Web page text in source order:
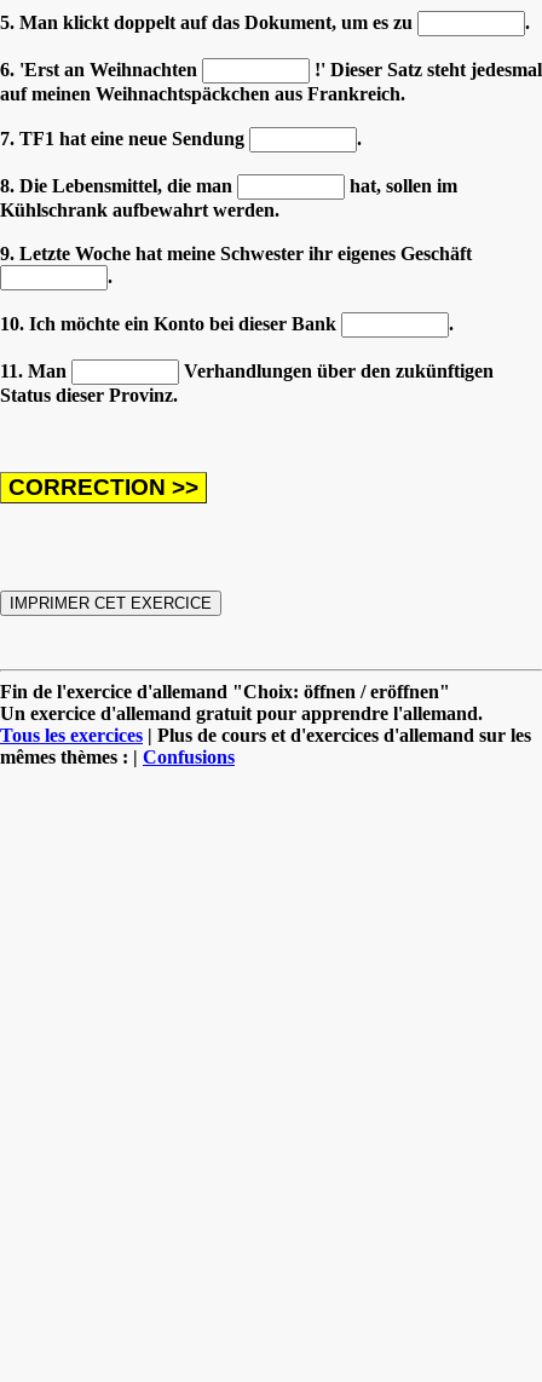
5. Man klickt doppelt auf das Dokument, um es zu .
6. 'Erst an Weihnachten
!' Dieser Satz steht jedesmal
auf meinen Weihnachtspäckchen aus Frankreich.
7. TF1 hat eine neue Sendung .
8. Die Lebensmittel, die man
hat, sollen im
Kühlschrank aufbewahrt werden.
9. Letzte Woche hat meine Schwester ihr eigenes Geschäft
.
10. Ich möchte ein Konto bei dieser Bank .
11. Man
Verhandlungen über den zukünftigen
Status dieser Provinz.
Fin de l'exercice d'allemand "Choix: öffnen / eröffnen"
Un exercice d'allemand gratuit pour apprendre l'allemand.
Tous les exercices | Plus de cours et d'exercices d'allemand sur les
mêmes thèmes : | Confusions